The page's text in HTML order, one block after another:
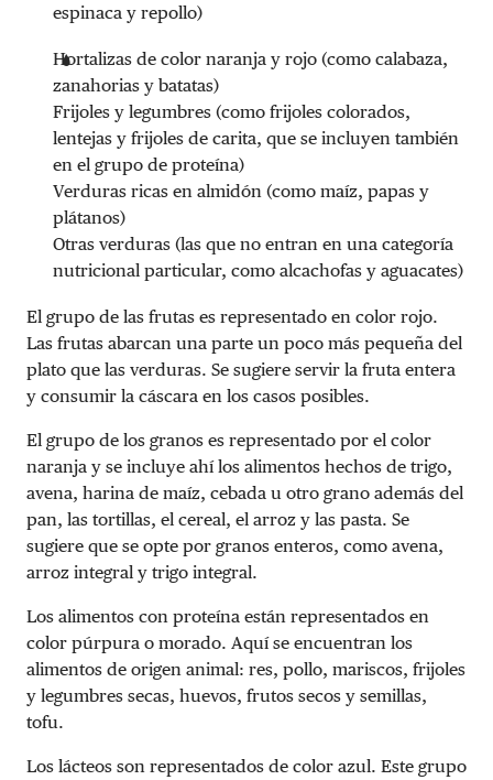
espinaca y repollo)
Hortalizas de color naranja y rojo (como calabaza,
zanahorias y batatas)
Frijoles y legumbres (como frijoles colorados,
lentejas y frijoles de carita, que se incluyen también
en el grupo de proteína)
Verduras ricas en almidón (como maíz, papas y
plátanos)
Otras verduras (las que no entran en una categoría
nutricional particular, como alcachofas y aguacates)
El grupo de las frutas es representado en color rojo.
Las frutas abarcan una parte un poco más pequeña del
plato que las verduras. Se sugiere servir la fruta entera
y consumir la cáscara en los casos posibles.
El grupo de los granos es representado por el color
naranja y se incluye ahí los alimentos hechos de trigo,
avena, harina de maíz, cebada u otro grano además del
pan, las tortillas, el cereal, el arroz y las pasta. Se
sugiere que se opte por granos enteros, como avena,
arroz integral y trigo integral.
Los alimentos con proteína están representados en
color púrpura o morado. Aquí se encuentran los
alimentos de origen animal: res, pollo, mariscos, frijoles
y legumbres secas, huevos, frutos secos y semillas,
tofu.
Los lácteos son representados de color azul. Este grupo